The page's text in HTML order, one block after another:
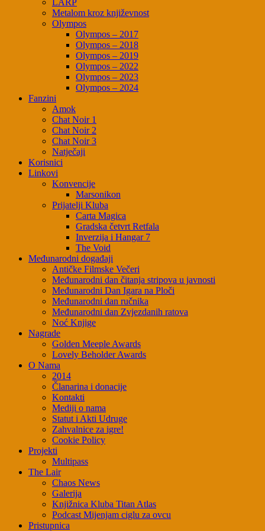
LARP
Metalom kroz književnost
Olympos
Olympos – 2017
Olympos – 2018
Olympos – 2019
Olympos – 2022
Olympos – 2023
Olympos – 2024
Fanzini
Amok
Chat Noir 1
Chat Noir 2
Chat Noir 3
Natječaji
Korisnici
Linkovi
Konvencije
Marsonikon
Prijatelji Kluba
Carta Magica
Gradska četvrt Retfala
Inverzija i Hangar 7
The Void
Međunarodni događaji
Antičke Filmske Večeri
Međunarodni dan čitanja stripova u javnosti
Međunarodni Dan Igara na Ploči
Međunarodni dan ručnika
Međunarodni dan Zvjezdanih ratova
Noć Knjige
Nagrade
Golden Meeple Awards
Lovely Beholder Awards
O Nama
2014
Članarina i donacije
Kontakti
Mediji o nama
Statut i Akti Udruge
Zahvalnice za igre!
Cookie Policy
Projekti
Multipass
The Lair
Chaos News
Galerija
Knjižnica Kluba Titan Atlas
Podcast Mijenjam ciglu za ovcu
Pristupnica